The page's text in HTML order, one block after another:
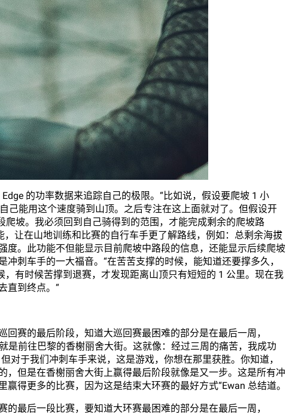
的功率数据来追踪自己的极限。“比如说，假设要爬坡 1 小
己能用这个速度骑到山顶。之后专注在这上面就对了。但假设开
坡。我必须回到自己骑得到的范围，才能完成剩余的爬坡路
，让在山地训练和比赛的自行车手更了解路线，例如：总剩余海拔
度。此功能不但能显示目前爬坡中路段的信息，还能显示后续爬坡
刺车手的一大福音。“在苦苦支撑的时候，能知道还要撑多久，
有时候苦撑到退赛，才发现距离山顶只有短短的 1 公里。现在我
直到终点。“
赛的最后阶段，知道大巡回赛最困难的部分是在最后一周，
是前往巴黎的香榭丽舍大街。这就像：经过三周的痛苦，我成功
对于我们冲刺车手来说，这是游戏，你想在那里获胜。你知道，
，但是在香榭丽舍大街上赢得最后阶段就像是又一步。这是所有冲
得更多的比赛，因为这是结束大环赛的最好方式“Ewan 总结道。
最后一段比赛，要知道大环赛最困难的部分是在最后一周，